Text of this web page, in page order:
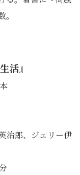
活』
治郎、ジェリー伊